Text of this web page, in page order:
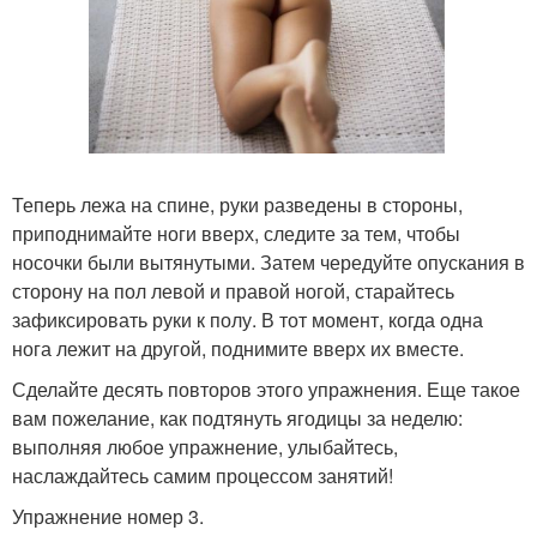
Теперь лежа на спине, руки разведены в стороны,
приподнимайте ноги вверх, следите за тем, чтобы
носочки были вытянутыми. Затем чередуйте опускания в
сторону на пол левой и правой ногой, старайтесь
зафиксировать руки к полу. В тот момент, когда одна
нога лежит на другой, поднимите вверх их вместе.
Сделайте десять повторов этого упражнения. Еще такое
вам пожелание, как подтянуть ягодицы за неделю:
выполняя любое упражнение, улыбайтесь,
наслаждайтесь самим процессом занятий!
Упражнение номер 3.